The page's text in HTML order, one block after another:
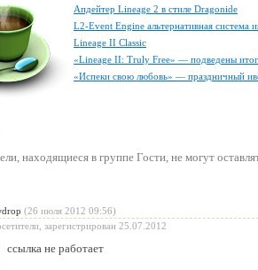
Апдейтер Lineage 2 в стиле Dragonide
L2-Event Engine альтернативная система
Lineage II Classic
«Lineage II: Truly Free» — подведены
«Испеки свою любовь» — праздничный
находящиеся в группеГости, не могут
(26 июля 2012 09:56)
зарегистрирован 25.07.2012
ссылка не работает